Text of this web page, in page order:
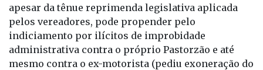
apesar da tênue reprimenda legislativa aplicada
pelos vereadores, pode propender pelo
indiciamento por ilícitos de improbidade
administrativa contra o próprio Pastorzão e até
mesmo contra o ex-motorista (pediu exoneração do